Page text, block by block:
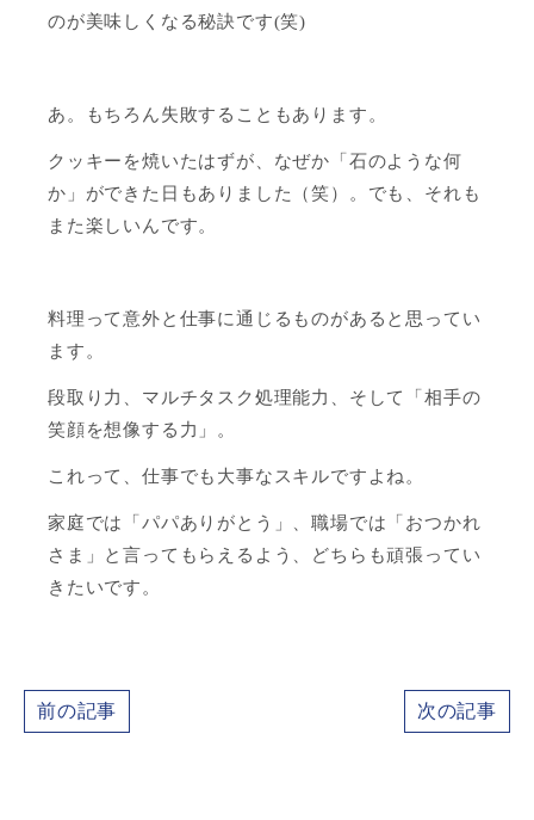
のが美味しくなる秘訣です(笑)
あ。もちろん失敗することもあります。
クッキーを焼いたはずが、なぜか「石のような何
か」ができた日もありました（笑）。でも、それも
また楽しいんです。
料理って意外と仕事に通じるものがあると思ってい
ます。
段取り力、マルチタスク処理能力、そして「相手の
笑顔を想像する力」。
これって、仕事でも大事なスキルですよね。
家庭では「パパありがとう」、職場では「おつかれ
さま」と言ってもらえるよう、どちらも頑張ってい
きたいです。
前の記事 次の記事